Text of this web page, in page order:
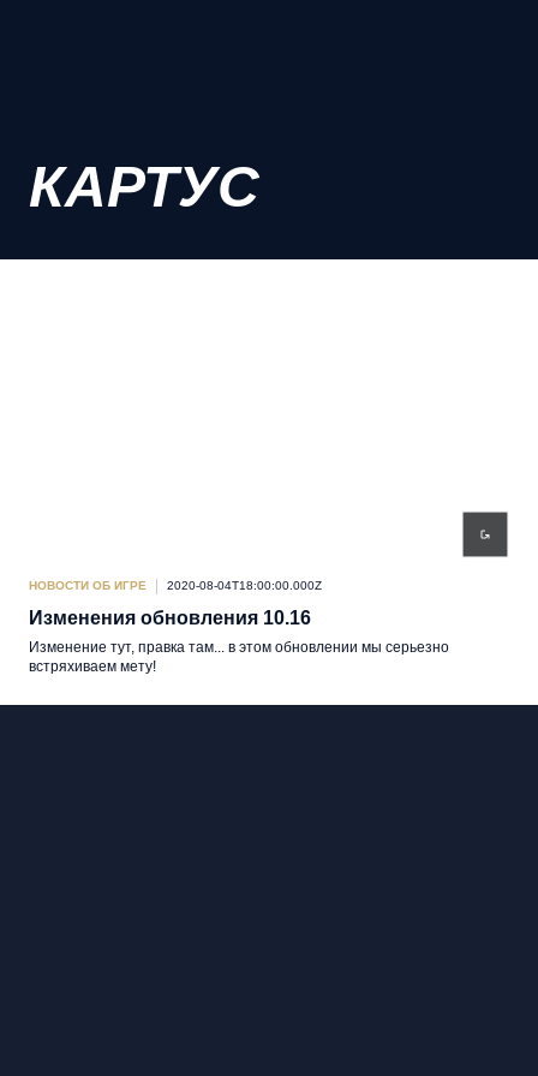
КАРТУС
НОВОСТИ ОБ ИГРЕ 2020-08-04T18:00:00.000Z
Изменения обновления 10.16
Изменение тут, правка там... в этом обновлении мы серьезно
встряхиваем мету!